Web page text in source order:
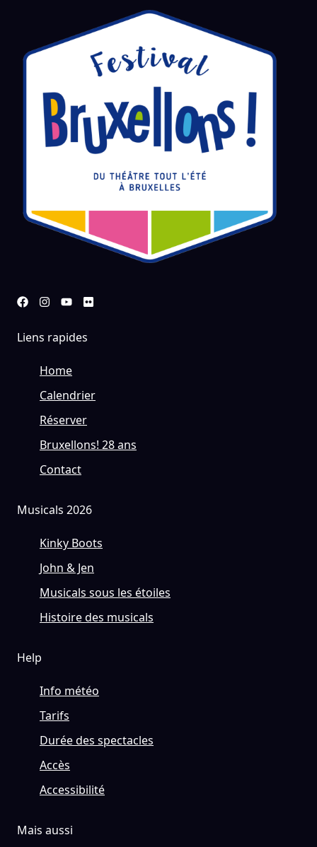
Liens rapides
Home
Calendrier
Réserver
Bruxellons! 28 ans
Contact
Musicals 2026
Kinky Boots
John & Jen
Musicals sous les étoiles
Histoire des musicals
Help
Info météo
Tarifs
Durée des spectacles
Accès
Accessibilité
Mais aussi